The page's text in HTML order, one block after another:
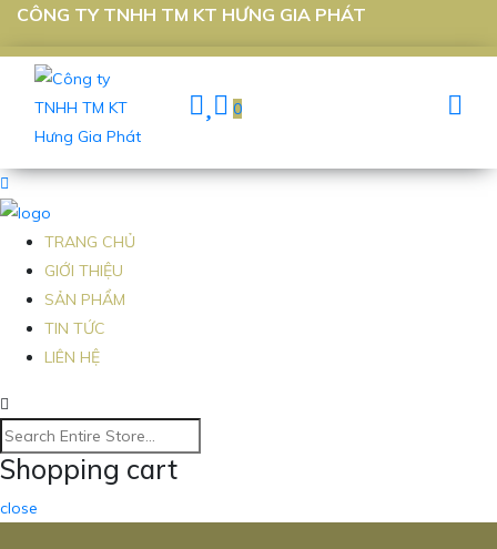
CÔNG TY TNHH TM KT HƯNG GIA PHÁT
0
TRANG CHỦ
GIỚI THIỆU
SẢN PHẨM
TIN TỨC
LIÊN HỆ
Shopping cart
close